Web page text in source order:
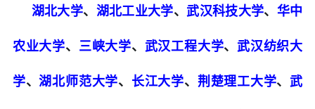
湖北大学、 湖北工业大学、武汉科技大学、 华中
农业大学、 三峡大学、 武汉工程大学、武汉纺织大
学、湖北师范大学、 长江大学、 荆楚理工大学、武